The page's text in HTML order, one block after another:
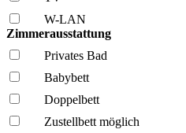
W-LAN
Zimmerausstattung
Privates Bad
Babybett
Doppelbett
Zustellbett möglich